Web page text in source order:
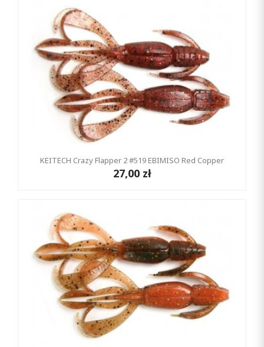
KEITECH Crazy Flapper 2 #519 EBIMISO Red Copper
27,00 zł